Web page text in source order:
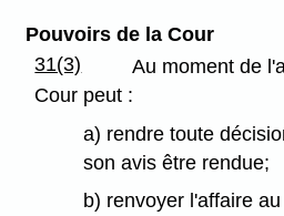
Pouvoirs de la Cour
31(3)
Au moment de
Cour peut :
a) rendre toute
son avis être rendue;
b) renvoyer l'affaire